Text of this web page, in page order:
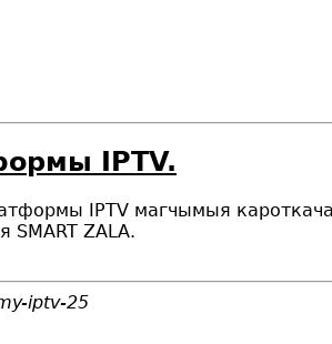
IPTV.
IPTV магчымыя
SMART ZALA.
iptv-25